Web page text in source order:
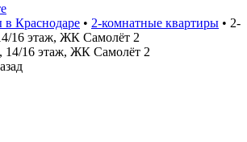
Краснодаре • 2-комнатные квартиры • 2-
16 этаж, ЖК Самолёт 2
14/16 этаж, ЖК Самолёт 2